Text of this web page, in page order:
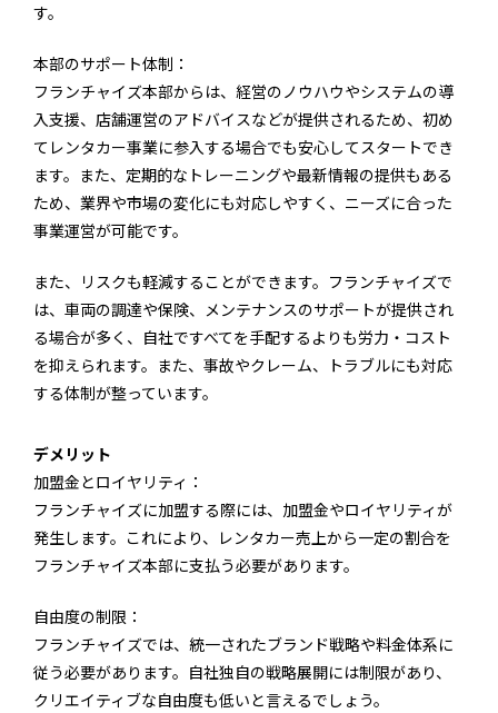
す。
本部のサポート体制：
フランチャイズ本部からは、経営のノウハウやシステムの導
入支援、店舗運営のアドバイスなどが提供されるため、初め
てレンタカー事業に参入する場合でも安心してスタートでき
ます。また、定期的なトレーニングや最新情報の提供もある
ため、業界や市場の変化にも対応しやすく、ニーズに合った
事業運営が可能です。
また、リスクも軽減することができます。フランチャイズで
は、車両の調達や保険、メンテナンスのサポートが提供され
る場合が多く、自社ですべてを手配するよりも労力・コスト
を抑えられます。また、事故やクレーム、トラブルにも対応
する体制が整っています。
デメリット
加盟金とロイヤリティ：
フランチャイズに加盟する際には、加盟金やロイヤリティが
発生します。これにより、レンタカー売上から一定の割合を
フランチャイズ本部に支払う必要があります。
自由度の制限：
フランチャイズでは、統一されたブランド戦略や料金体系に
従う必要があります。自社独自の戦略展開には制限があり、
クリエイティブな自由度も低いと言えるでしょう。